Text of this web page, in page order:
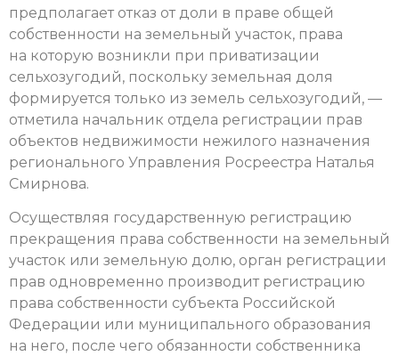
предполагает отказ от доли в праве общей
собственности на земельный участок, права
на которую возникли при приватизации
сельхозугодий, поскольку земельная доля
формируется только из земель сельхозугодий, —
отметила начальник отдела регистрации прав
объектов недвижимости нежилого назначения
регионального Управления Росреестра Наталья
Смирнова.
Осуществляя государственную регистрацию
прекращения права собственности на земельный
участок или земельную долю, орган регистрации
прав одновременно производит регистрацию
права собственности субъекта Российской
Федерации или муниципального образования
на него, после чего обязанности собственника